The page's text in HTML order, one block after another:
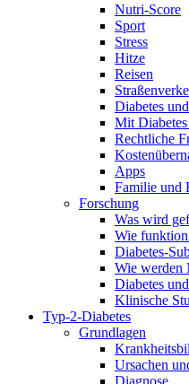
Nutri-Score
Sport
Stress
Hitze
Reisen
Diabetes
Mit
Rechtliche
Apps
Familie und
Forschung
Was wird
Wie
Diabetes-
Wie werden
Diabetes
Klinische
Typ-2-Diabetes
Grundlagen
Ursachen
Diagnose